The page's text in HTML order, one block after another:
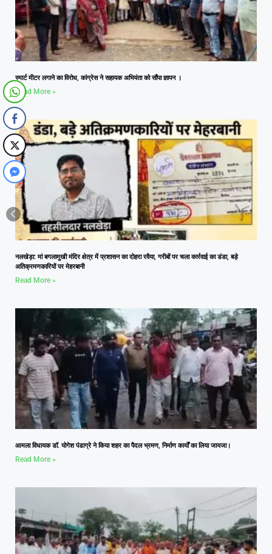
स्मार्ट मीटर लगाने का विरोध, कांग्रेस ने सहायक अभियंता को सौंपा ज्ञापन ।
Read More »
नलखेड़ा: मां बगलामुखी मंदिर क्षेत्र में प्रशासन का दोहरा रवैया, गरीबों पर चला कार्रवाई का डंडा, बड़े
अतिक्रमणकारियों पर मेहरबानी
Read More »
आमला विधायक डॉ. योगेश पंडाग्रे ने किया शहर का पैदल भ्रमण, निर्माण कार्यों का लिया जायजा।
Read More »